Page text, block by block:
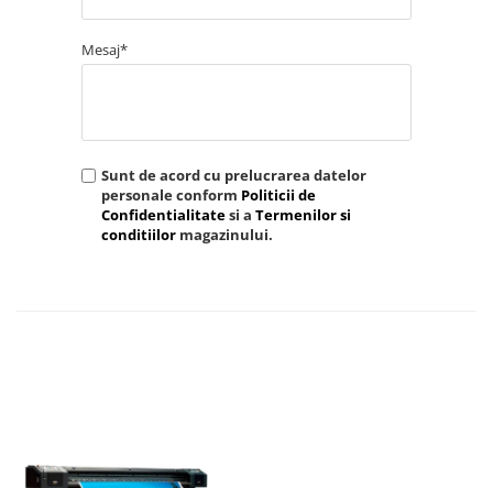
Mesaj*
Sunt de acord cu prelucrarea datelor
personale conform Politicii de
Confidentialitatesi a Termenilor si
conditiilor magazinului.